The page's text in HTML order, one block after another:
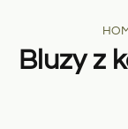
Bluzy z